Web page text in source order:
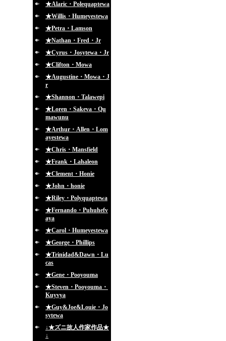
★Alaric・Polequaptewa
★Willis・Humeyestewa
★Petra・Lamson
★Nathan・Fred・Jr
★Cyrus・Josytewa・Jr
★Clifton・Mowa
★Augustine・Mowa・J
r
★Shannon・Talawepi
★Loren・Sakeva・Qu
mawunu
★Arthur・Allen・Lom
ayestewa
★Chris・Mansfield
★Frank・Lahaleon
★Clement・Honie
★John・honie
★Riley・Polyquaptewa
★Fernando・Puhuhefv
aya
★Carol・Humeyestewa
★George・Phillips
★Trinidad&Dawn・Lu
cas
★Gene・Pooyouma
★Steven・Pooyouma・
Kuyvya
★Guy&Joe&Louie・Jo
sytewa
↓★ズニ故人作家作品★
↓